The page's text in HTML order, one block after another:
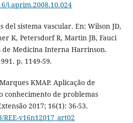
j.aprim.2008.10.024
del sistema vascular. En: Wilson JD,
K, Petersdorf R, Martin JB, Fauci
de Medicina Interna Harrinson.
p. 1149-59.
KMAP. Aplicação de
conhecimento de problemas
2017; 16(1): 36-53.
v16n12017_art02